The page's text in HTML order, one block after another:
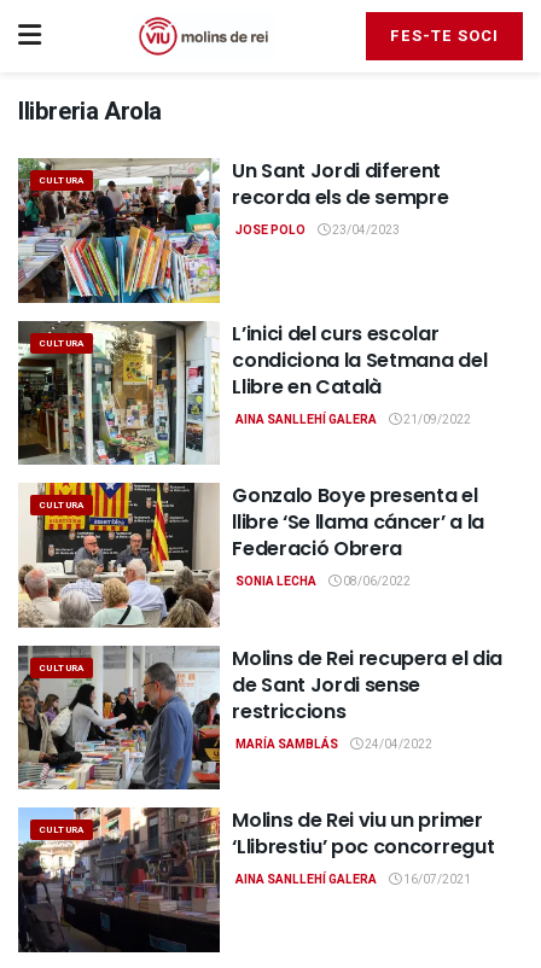
FES-TE SOCI
llibreria Arola
CULTURA
Un Sant Jordi diferent
recorda els de sempre
JOSE POLO 23/04/2023
CULTURA
L’inici del curs escolar
condiciona la Setmana del
Llibre en Català
AINA SANLLEHÍ GALERA 21/09/2022
CULTURA
Gonzalo Boye presenta el
llibre ‘Se llama cáncer’ a la
Federació Obrera
SONIA LECHA 08/06/2022
CULTURA
Molins de Rei recupera el dia
de Sant Jordi sense
restriccions
MARÍA SAMBLÁS 24/04/2022
CULTURA
Molins de Rei viu un primer
‘Llibrestiu’ poc concorregut
AINA SANLLEHÍ GALERA 16/07/2021